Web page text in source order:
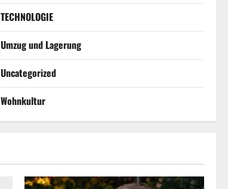
TECHNOLOGIE
Umzug und Lagerung
Uncategorized
Wohnkultur